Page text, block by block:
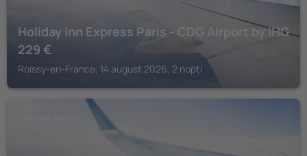
Holiday Inn Express Paris - CDG Airport by IHG
229 €
Roissy-en-France, 14 august 2026, 2 nopți